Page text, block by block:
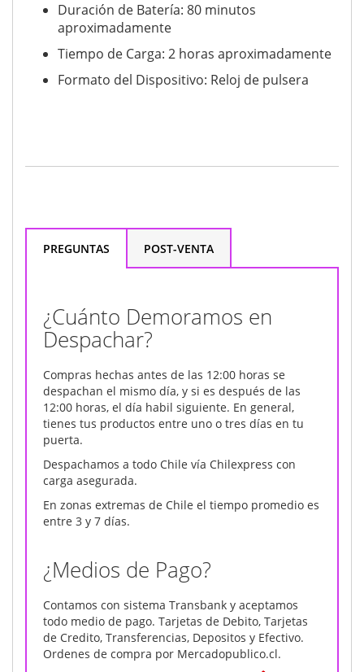
Duración de Batería: 80 minutos
aproximadamente
Tiempo de Carga: 2 horas aproximadamente
Formato del Dispositivo: Reloj de pulsera
PREGUNTAS POST-VENTA
¿Cuánto Demoramos en
Despachar?
Compras hechas antes de las 12:00 horas se
despachan el mismo día, y si es después de las
12:00 horas, el día habil siguiente. En general,
tienes tus productos entre uno o tres días en tu
puerta.
Despachamos a todo Chile vía Chilexpress con
carga asegurada.
En zonas extremas de Chile el tiempo promedio es
entre 3 y 7 días.
¿Medios de Pago?
Contamos con sistema Transbank y aceptamos
todo medio de pago. Tarjetas de Debito, Tarjetas
de Credito, Transferencias, Depositos y Efectivo.
Ordenes de compra por Mercadopublico.cl.